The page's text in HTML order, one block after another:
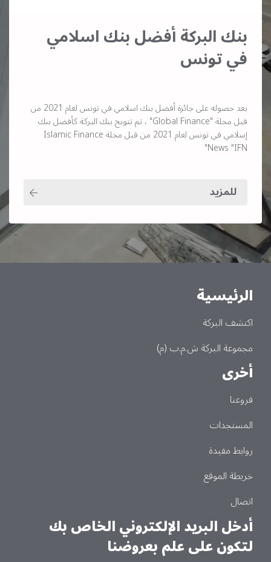
بنك البركة أفضل بنك اسلامي
في تونس
بعد حصوله على جائزة أفضل بنك اسلامي في تونس لعام 2021 من
قبل مجلة "Global Finance" ، تم تتويج بنك البركة كأفضل بنك
إسلامي في تونس لعام 2021 من قبل مجلة Islamic Finance
News "IFN"
للمزيد
Main
الرئيسية
اكتشف البركة
مجموعة البركة ش.م.ب (م)
أخرى
فروعنا
المستجدات
روابط مفيدة
خريطة الموقع
اتصال
أدخل البريد الإلكتروني الخاص بك
لتكون على علم بعروضنا